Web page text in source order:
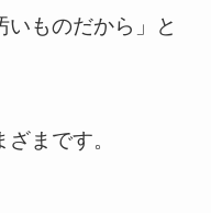
いものだから」と
まです。